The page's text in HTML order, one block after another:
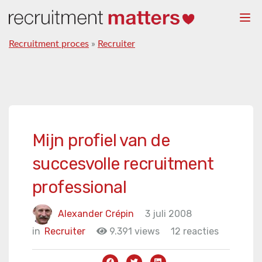
Recruitment proces » Recruiter
Mijn profiel van de
succesvolle recruitment
professional
Alexander Crépin
3 juli 2008
in Recruiter 9.391 views 12 reacties